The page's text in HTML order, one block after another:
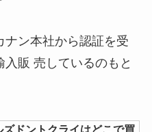
ナン本社から認証を受
販 売しているのもと
ズドントクライはどこで買